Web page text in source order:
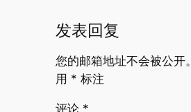
发表回复
您的邮箱地址不会被公开。
用 * 标注
评论 *